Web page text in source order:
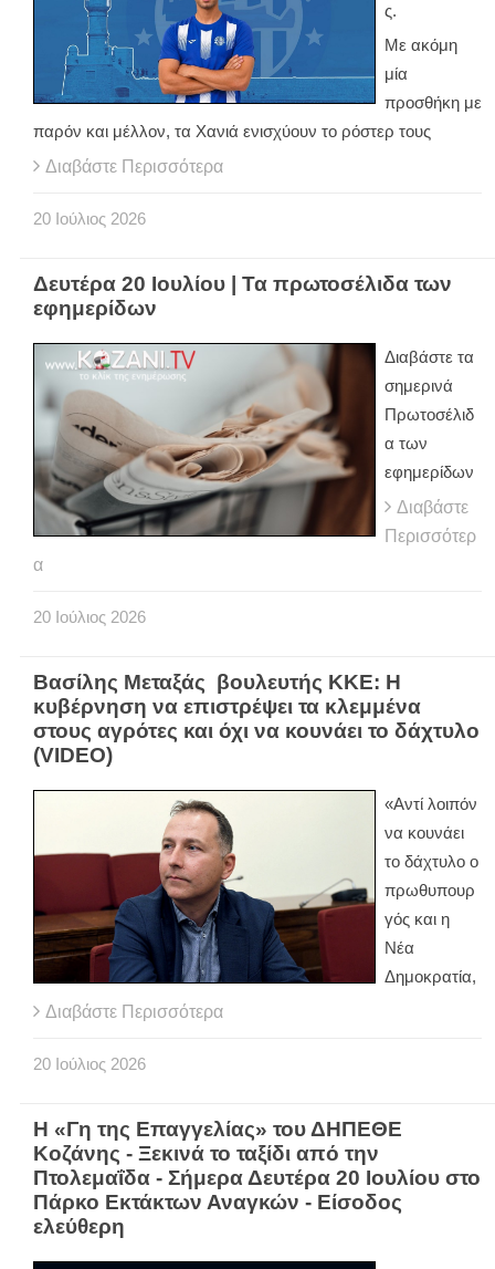
ς.
Με ακόμη
μία
προσθήκη με
παρόν και μέλλον, τα Χανιά ενισχύουν το ρόστερ τους
Διαβάστε Περισσότερα
20 Ιούλιος 2026
Δευτέρα 20 Ιουλίου | Τα πρωτοσέλιδα των
εφημερίδων
Διαβάστε τα
σημερινά
Πρωτοσέλιδ
α των
εφημερίδων
Διαβάστε
Περισσότερ
α
20 Ιούλιος 2026
Βασίλης Μεταξάς βουλευτής ΚΚΕ: Η
κυβέρνηση να επιστρέψει τα κλεμμένα
στους αγρότες και όχι να κουνάει το δάχτυλο
(VIDEO)
«Αντί λοιπόν
να κουνάει
το δάχτυλο ο
πρωθυπουρ
γός και η
Νέα
Δημοκρατία,
Διαβάστε Περισσότερα
20 Ιούλιος 2026
Η «Γη της Επαγγελίας» του ΔΗΠΕΘΕ
Κοζάνης - Ξεκινά το ταξίδι από την
Πτολεμαΐδα - Σήμερα Δευτέρα 20 Ιουλίου στο
Πάρκο Εκτάκτων Αναγκών - Είσοδος
ελεύθερη